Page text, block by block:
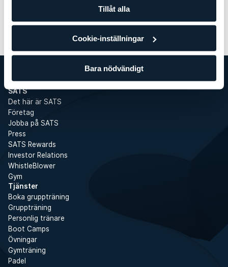
Tillåt alla
Cookie-inställningar
Bara nödvändigt
Medlemskap Betalning
SATS
Det här är SATS
Företag
Jobba på SATS
Press
SATS Rewards
Investor Relations
WhistleBlower
Gym
Tjänster
Boka gruppträning
Gruppträning
Personlig tränare
Boot Camps
Övningar
Gymträning
Padel